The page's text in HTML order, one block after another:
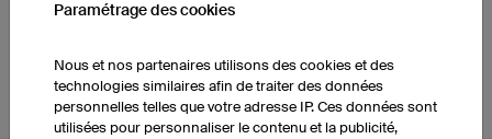
Paramétrage des cookies
Nous et nos partenaires utilisons des cookies et des
technologies similaires afin de traiter des données
personnelles telles que votre adresse IP. Ces données sont
utilisées pour personnaliser le contenu et la publicité,